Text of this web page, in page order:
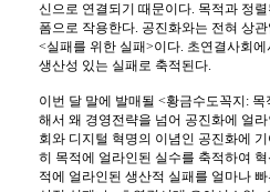
신으로 연결되기 때문이다. 목적과 정
폼으로 작용한다. 공진화와는 전혀 상
<실패를 위한 실패>이다. 초연결사회
생산성 있는 실패로 축적된다.
이번 달 말에 발매될 <황금수도꼭지:
해서 왜 경영전략을 넘어 공진화에 얼
회와 디지털 혁명의 이념인 공진화에
히 목적에 얼라인된 실수를 축적하여
적에 얼라인된 생산적 실패를 얼마나